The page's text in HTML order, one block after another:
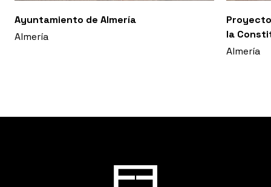
Ayuntamiento de Almería
Almería
la
Almería